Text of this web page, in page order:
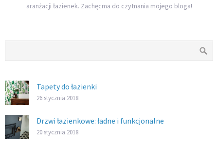
aranżacji łazienek. Zachęcma do czytnania mojego bloga!
Tapety do łazienki
26 stycznia 2018
Drzwi łazienkowe: ładne i funkcjonalne
20 stycznia 2018